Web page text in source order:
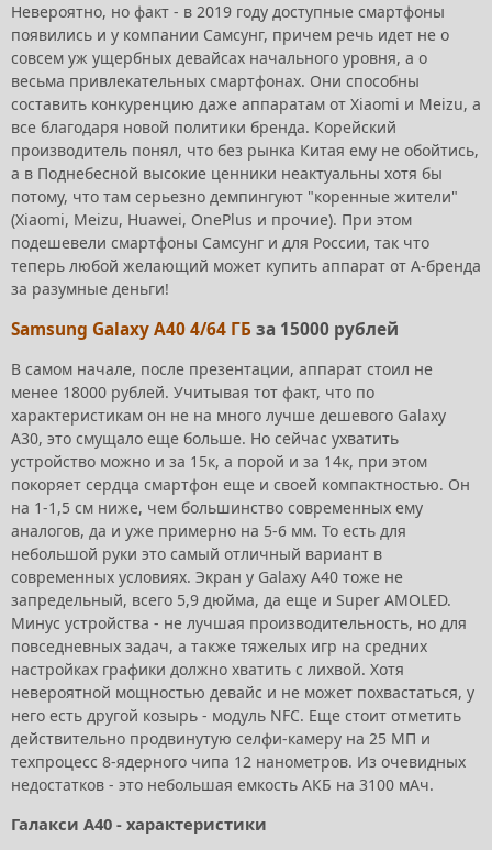
Невероятно, но факт - в 2019 году доступные смартфоны
появились и у компании Самсунг, причем речь идет не о
совсем уж ущербных девайсах начального уровня, а о
весьма привлекательных смартфонах. Они способны
составить конкуренцию даже аппаратам от Xiaomi и Meizu, а
все благодаря новой политики бренда. Корейский
производитель понял, что без рынка Китая ему не обойтись,
а в Поднебесной высокие ценники неактуальны хотя бы
потому, что там серьезно демпингуют "коренные жители"
(Xiaomi, Meizu, Huawei, OnePlus и прочие). При этом
подешевели смартфоны Самсунг и для России, так что
теперь любой желающий может купить аппарат от А-бренда
за разумные деньги!
Samsung Galaxy A40 4/64 ГБ за 15000 рублей
В самом начале, после презентации, аппарат стоил не
менее 18000 рублей. Учитывая тот факт, что по
характеристикам он не на много лучше дешевого Galaxy
A30, это смущало еще больше. Но сейчас ухватить
устройство можно и за 15к, а порой и за 14к, при этом
покоряет сердца смартфон еще и своей компактностью. Он
на 1-1,5 см ниже, чем большинство современных ему
аналогов, да и уже примерно на 5-6 мм. То есть для
небольшой руки это самый отличный вариант в
современных условиях. Экран у Galaxy A40 тоже не
запредельный, всего 5,9 дюйма, да еще и Super AMOLED.
Минус устройства - не лучшая производительность, но для
повседневных задач, а также тяжелых игр на средних
настройках графики должно хватить с лихвой. Хотя
невероятной мощностью девайс и не может похвастаться, у
него есть другой козырь - модуль NFC. Еще стоит отметить
действительно продвинутую селфи-камеру на 25 МП и
техпроцесс 8-ядерного чипа 12 нанометров. Из очевидных
недостатков - это небольшая емкость АКБ на 3100 мАч.
Галакси А40 - характеристики